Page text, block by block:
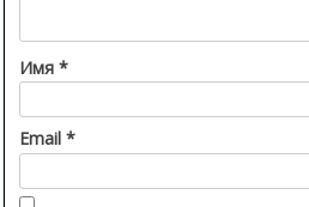
Имя *
Email *